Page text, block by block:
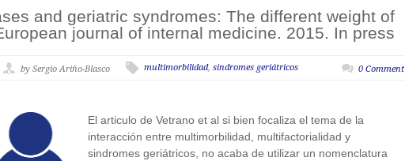
and geriatric syndromes: The different weight of
journal of internal medicine. 2015. In press
by Sergio Ariño-Blasco multimorbilidad, sindromes geriátricos 0 Comment
El articulo de Vetrano et al si bien focaliza el tema de la
interacción entre multimorbilidad, multifactorialidad y
sindromes geriátricos, no acaba de utilizar un nomenclatura